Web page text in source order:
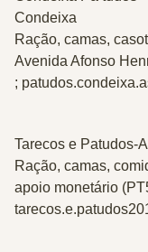
Condeixa
Ração, camas,
Avenida Afonso
;
Tarecos e Patudos-
Ração, camas,
apoio monetário